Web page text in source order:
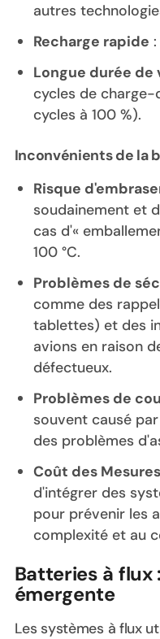
autres
Recharge rapide
Longue durée de
cycles de
cycles à 100 %).
Inconvénients de la
Risque
soudainement et
cas d'«
100 °C.
Problèmes de
comme des
tablettes) et des
avions en raison
défectueux.
Problèmes de
souvent causé
des problèmes
Coût des
d'intégrer des
pour prévenir les
complexité et au
Batteries à flux
émergente
Les systèmes à flux